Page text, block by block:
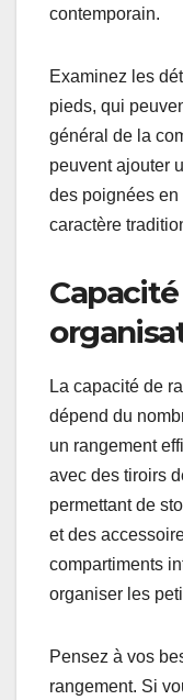
contemporain.
Examinez les
pieds, qui
général de la
peuvent ajouter
des poignées
caractère
La capacité de
dépend du
un rangement
avec des tiroirs
permettant de
et des
compartiments
organiser les
Pensez à vos
rangement. Si